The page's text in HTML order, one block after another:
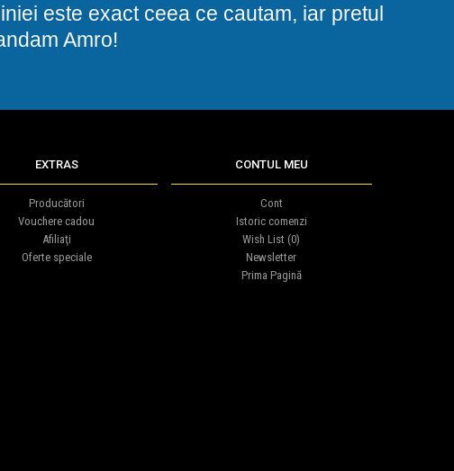
este exact ceea ce cautam, iar pretul
Amro!
EXTRAS
Producători
Vouchere cadou
Afiliaţi
Oferte speciale
CONTUL MEU
Cont
Istoric comenzi
Wish List (0)
Newsletter
Prima Pagină